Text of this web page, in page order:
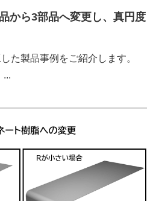
から3部品へ変更し、真円度
た製品事例をご紹介します。
...